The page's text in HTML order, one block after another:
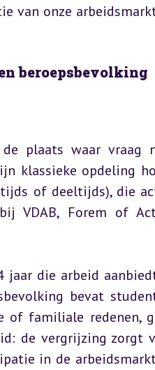
van onze
beroepsbevolking
plaats waar vraag
klassieke opdeling
of deeltijds), die
VDAB, Forem of
jaar die arbeid
bevat
of familiale redenen,
de vergrijzing zorgt
in de